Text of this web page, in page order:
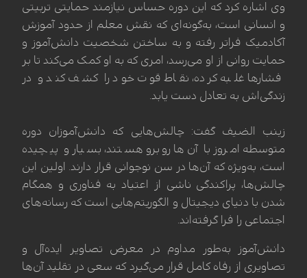
وی اشاره کرد که این دوره حساس نیازمند حمایتی تربیتی
و انسانی است، به‌گونه‌ای که نقش معلم از حدود آموزش
آکادمیک فراتر رفته و به ساختن شخصیت دانش‌آموز و
حمایت روانی از او می‌رسد، امری که به او کمک می‌کند تا بر
فشارها غلبه کرده، نقاط قوت خود را کشف کند و در
زندگی‌اش به تعادل دست یابد.
زینب الضيف گفت: چالش‌هایی که دانش‌آموزان دوره
متوسطه امروز با آن‌ها روبرو هستند، بسیار و پیچیده
است، به‌ویژه که آن‌ها در سن نوجوانی قرار دارند. اولین این
چالش‌ها، پراکندگی ناشی از اعتیاد به فناوری و همگام
شدن با دنیای دیجیتال و الگوریتم‌هایی است که رسانه‌های
اجتماعی را فرا گرفته‌اند.
دانش‌آموز به‌طور مداوم در معرض تصاویر ایده‌آل و
تصاویری از رفاه کامل قرار می‌گیرد که سعی در تقلید آن‌ها